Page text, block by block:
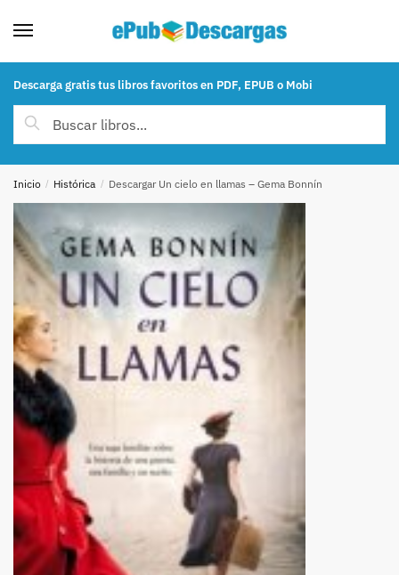
Descarga gratis tus libros favoritos en PDF, EPUB o Mobi
Buscar por:
Buscar
Inicio / Histórica / Descargar Un cielo en llamas – Gema Bonnín